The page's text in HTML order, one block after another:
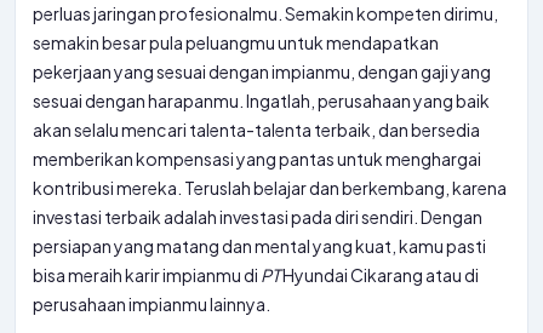
perluas jaringan profesionalmu. Semakin kompeten dirimu,
semakin besar pula peluangmu untuk mendapatkan
pekerjaan yang sesuai dengan impianmu, dengan gaji yang
sesuai dengan harapanmu. Ingatlah, perusahaan yang baik
akan selalu mencari talenta-talenta terbaik, dan bersedia
memberikan kompensasi yang pantas untuk menghargai
kontribusi mereka. Teruslah belajar dan berkembang, karena
investasi terbaik adalah investasi pada diri sendiri. Dengan
persiapan yang matang dan mental yang kuat, kamu pasti
bisa meraih karir impianmu di PTHyundai Cikarang atau di
perusahaan impianmu lainnya.